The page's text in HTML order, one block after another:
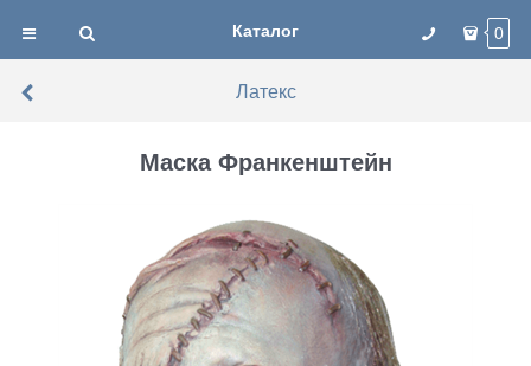
Каталог 0
Латекс
Маска Франкенштейн